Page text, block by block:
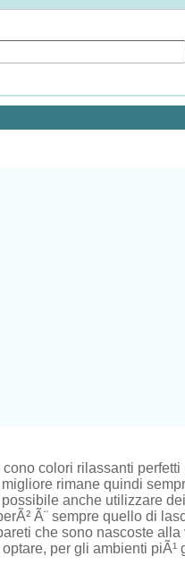
colori rilassanti perfetti
rimane quindi
anche utilizzare
Ã¨ sempre quello di
che sono nascoste alla
per gli ambienti piÃ¹